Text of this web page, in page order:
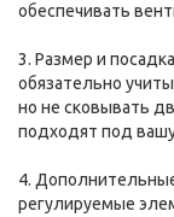
обеспечивать
3. Размер и
обязательно
но не сковывать
подходят под
4.
регулируемые